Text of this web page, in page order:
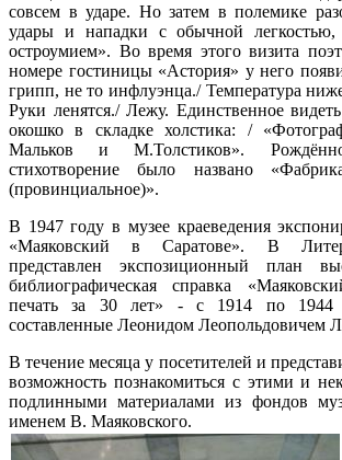
совсем в ударе. Но затем в полемике
удары и нападки с обычной легкостью,
остроумием». Во время этого визита
номере гостиницы «Астория» у него
грипп, не то инфлуэнца./ Температура
Руки ленятся./ Лежу. Единственное
окошко в складке холстика: /
Мальков и М.Толстиков».
стихотворение было названо
(провинциальное)».
В 1947 году в музее краеведения
«Маяковский в Саратове». В
представлен экспозиционный план
библиографическая справка
печать за 30 лет» - с 1914 по 1944
составленные Леонидом Леопольдовичем
В течение месяца у посетителей и
возможность познакомиться с этими и
подлинными материалами из фондов
именем В. Маяковского.